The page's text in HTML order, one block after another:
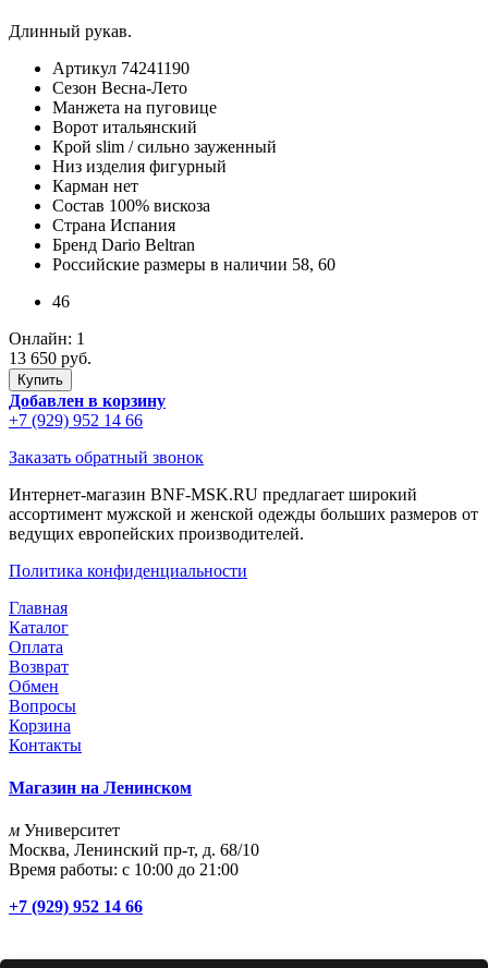
Длинный рукав.
Артикул 74241190
Сезон Весна-Лето
Манжета на пуговице
Ворот итальянский
Крой slim / сильно зауженный
Низ изделия фигурный
Карман нет
Состав 100% вискоза
Страна Испания
Бренд Dario Beltran
Российские размеры в наличии 58, 60
46
Онлайн: 1
13 650 руб.
Добавлен в корзину
+7 (929) 952 14 66
Заказать обратный звонок
Интернет-магазин BNF-MSK.RU предлагает широкий
ассортимент мужской и женской одежды больших размеров от
ведущих европейских производителей.
Политика конфиденциальности
Главная
Каталог
Оплата
Возврат
Обмен
Вопросы
Корзина
Контакты
Магазин на Ленинском
м Университет
Москва, Ленинский пр-т, д. 68/10
Время работы: с 10:00 до 21:00
+7 (929) 952 14 66